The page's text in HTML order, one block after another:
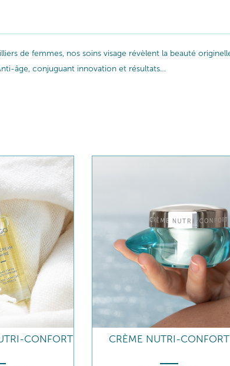
de femmes, nos soins visage révèlent la beauté
âge, conjuguant innovation et résultats…
CONFORT CRÈME NUTRI-CONFORT